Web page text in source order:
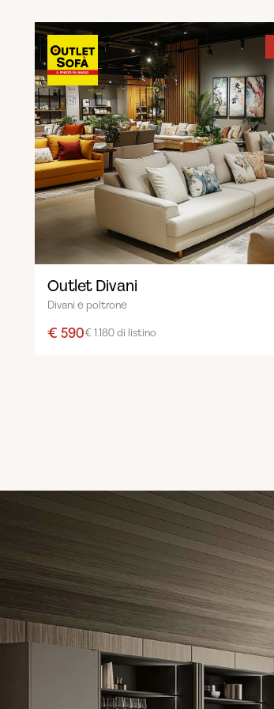
Outlet Divani
Divani e poltrone
€ 590€ 1.180 di listino